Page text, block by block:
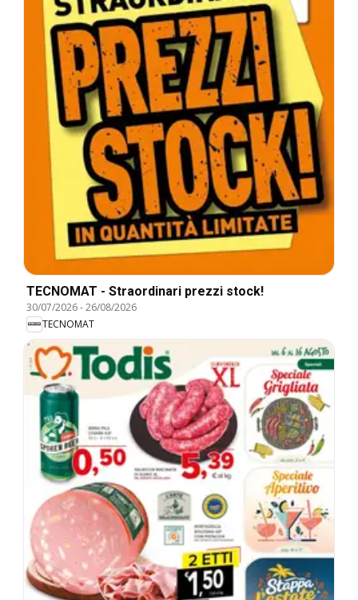
TECNOMAT - Straordinari prezzi stock!
30/07/2026-26/08/2026
TECNOMAT